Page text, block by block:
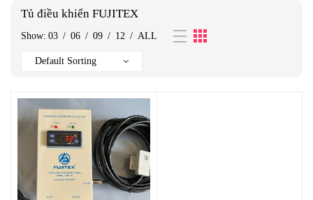
Tủ điều khiển FUJITEX
Show: 03 / 06 / 09 / 12 / ALL